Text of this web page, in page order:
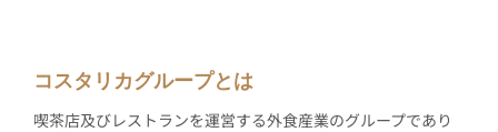
コスタリカグループとは
喫茶店及びレストランを運営する外食産業のグループであり